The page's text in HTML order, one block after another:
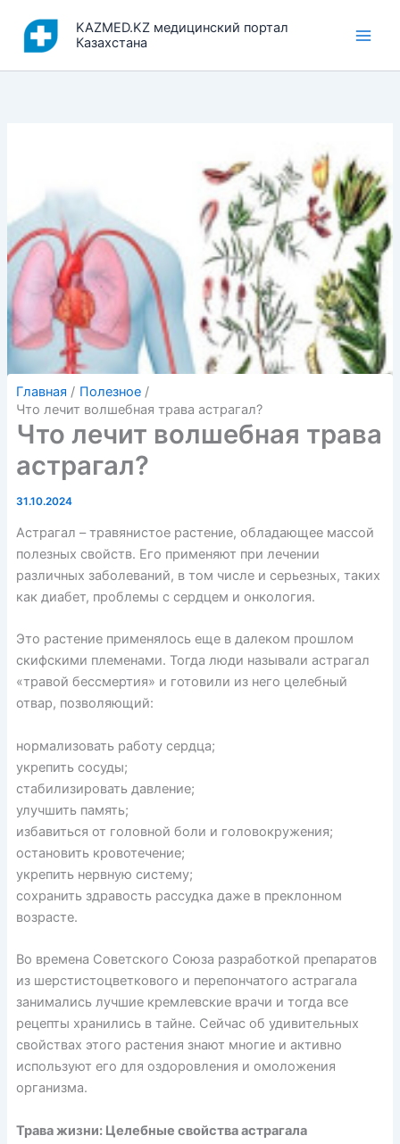
содержимому
KAZMED.KZ медицинский портал
Казахстана
Главная
Полезное
Что лечит волшебная трава астрагал?
Что лечит волшебная трава
астрагал?
31.10.2024
Астрагал – травянистое растение, обладающее массой
полезных свойств. Его применяют при лечении
различных заболеваний, в том числе и серьезных, таких
как диабет, проблемы с сердцем и онкология.
Это растение применялось еще в далеком прошлом
скифскими племенами. Тогда люди называли астрагал
«травой бессмертия» и готовили из него целебный
отвар, позволяющий:
нормализовать работу сердца;
укрепить сосуды;
стабилизировать давление;
улучшить память;
избавиться от головной боли и головокружения;
остановить кровотечение;
укрепить нервную систему;
сохранить здравость рассудка даже в преклонном
возрасте.
Во времена Советского Союза разработкой препаратов
из шерстистоцветкового и перепончатого астрагала
занимались лучшие кремлевские врачи и тогда все
рецепты хранились в тайне. Сейчас об удивительных
свойствах этого растения знают многие и активно
используют его для оздоровления и омоложения
организма.
Трава жизни: Целебные свойства астрагала